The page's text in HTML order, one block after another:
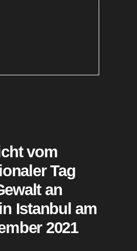
vom
Tag
an
Istanbul am
2021